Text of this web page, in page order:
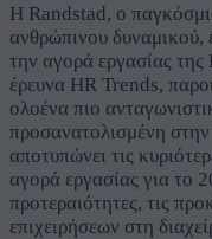
Η Randstad, ο
ανθρώπινου δυναμικού,
την αγορά εργασίας
έρευνα HR Trends,
ολοένα πιο
προσανατολισμένη
αποτυπώνει τις
αγορά εργασίας για το
προτεραιότητες, τις
επιχειρήσεων στη